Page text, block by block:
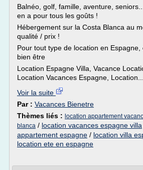
Balnéo, golf, famille, aventure,
en a pour tous les goûts !
Hébergement sur la Costa Blanca au
qualité / prix !
Pour tout type de location en
bien être
Location Espagne Villa, Vacance
Location Vacances Espagne, Location...
Voir la suite
Par : Vacances Bienetre
Thèmes liés : location appartement
blanca / location vacances espagne villa
appartement espagne / location villa
location ete en espagne